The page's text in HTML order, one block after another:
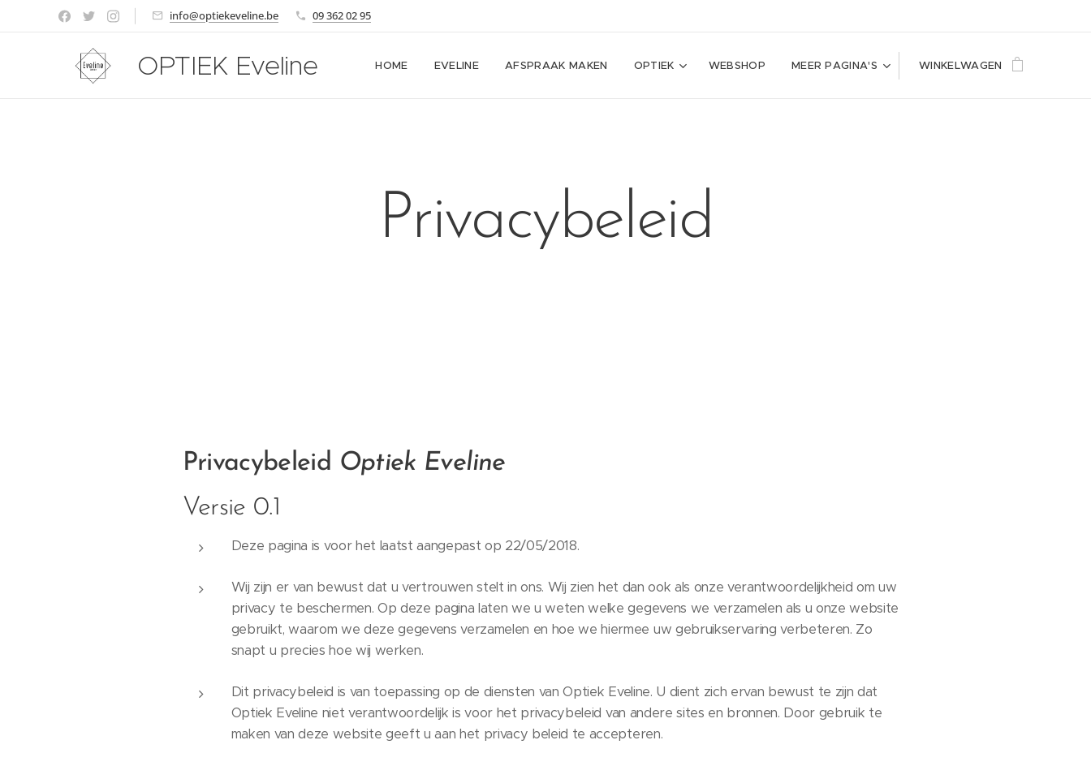
info@optiekeveline.be 09 362 02 95
OPTIEK Eveline HOME EVELINE AFSPRAAK MAKEN OPTIEK WEBSHOP MEER PAGINA'S WINKELWAGEN
Privacybeleid
Privacybeleid Optiek Eveline
Versie 0.1
Deze pagina is voor het laatst aangepast op 22/05/2018.
Wij zijn er van bewust dat u vertrouwen stelt in ons. Wij zien het dan ook als onze verantwoordelijkheid om uw
privacy te beschermen. Op deze pagina laten we u weten welke gegevens we verzamelen als u onze website
gebruikt, waarom we deze gegevens verzamelen en hoe we hiermee uw gebruikservaring verbeteren. Zo
snapt u precies hoe wij werken.
Dit privacybeleid is van toepassing op de diensten van Optiek Eveline. U dient zich ervan bewust te zijn dat
Optiek Eveline niet verantwoordelijk is voor het privacybeleid van andere sites en bronnen. Door gebruik te
maken van deze website geeft u aan het privacy beleid te accepteren.